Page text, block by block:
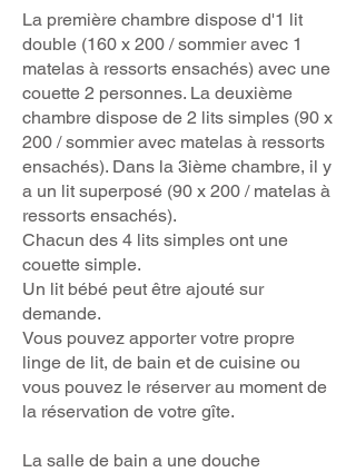
La première chambre dispose d'1 lit
double (160 x 200 / sommier avec 1
matelas à ressorts ensachés) avec une
couette 2 personnes. La deuxième
chambre dispose de 2 lits simples (90 x
200 / sommier avec matelas à ressorts
ensachés). Dans la 3ième chambre, il y
a un lit superposé (90 x 200 / matelas à
ressorts ensachés).
Chacun des 4 lits simples ont une
couette simple.
Un lit bébé peut être ajouté sur
demande.
Vous pouvez apporter votre propre
linge de lit, de bain et de cuisine ou
vous pouvez le réserver au moment de
la réservation de votre gîte.
La salle de bain a une douche